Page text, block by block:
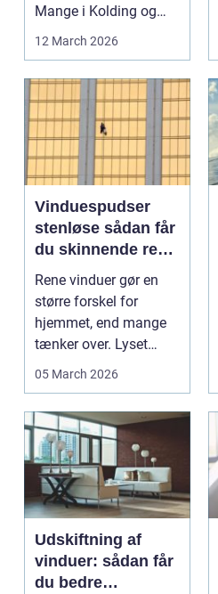
Mange i Kolding og
omegn søger p...
12 March 2026
Vinduespudser
stenløse sådan får
du skinnende rene
ruder året rundt
Rene vinduer gør en
større forskel for
hjemmet, end mange
tænker over. Lyset
falder anderledes ind,
05 March 2026
Udskiftning af
vinduer: sådan får
du bedre